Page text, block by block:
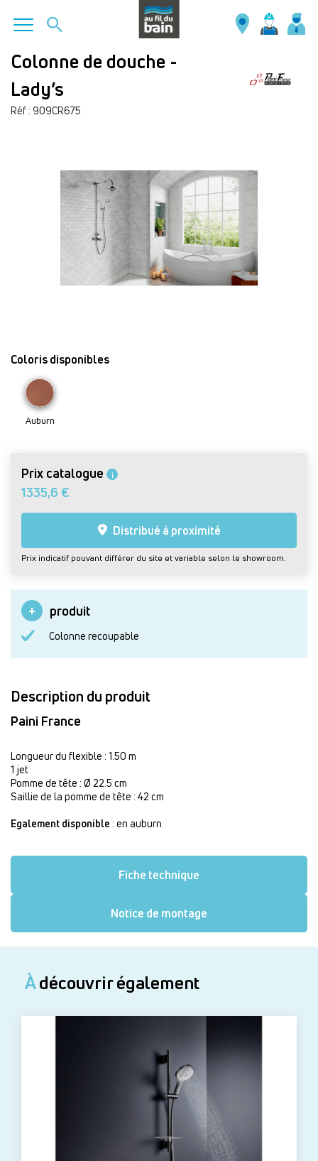
Aller
contenu
principal
Colonne de douche -
Lady’s
Réf : 909CR675
Coloris disponibles
Auburn
Prix catalogue i
1335,6 €
Distribué à proximité
Prix indicatif pouvant différer du site et variable selon le showroom.
produit
Colonne recoupable
Description du produit
Paini France
Longueur du flexible : 1.50 m
1 jet
Pomme de tête : Ø 22.5 cm
Saillie de la pomme de tête : 42 cm
Egalement disponible : en auburn
Fiche technique
Notice de montage
Àdécouvrir également